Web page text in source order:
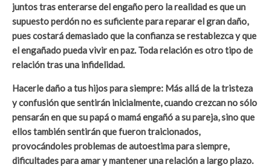
juntos tras enterarse del engaño pero la realidad es que un
supuesto perdón no es suficiente para reparar el gran daño,
pues costará demasiado que la confianza se restablezca y que
el engañado pueda vivir en paz. Toda relación es otro tipo de
relación tras una infidelidad.
Hacerle daño a tus hijos para siempre: Más allá de la tristeza
y confusión que sentirán inicialmente, cuando crezcan no sólo
pensarán en que su papá o mamá engañó a su pareja, sino que
ellos también sentirán que fueron traicionados,
provocándoles problemas de autoestima para siempre,
dificultades para amar y mantener una relación a largo plazo.